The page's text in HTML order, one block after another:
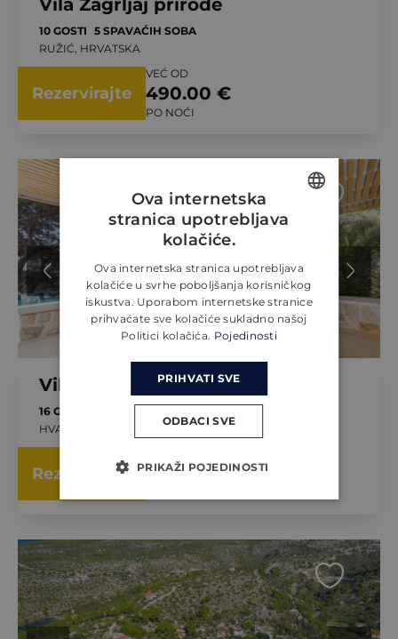
Vila Zagrljaj prirode
10 GOSTI 5 SPAVAĆIH SOBA
RUŽIĆ, HRVATSKA
Rezervirajte
VEĆ OD
490.00 €
PO NOĆI
Vila Orvas 275
16 GOSTI
HVAR, HRVATSKA
Rezervirajte 4,935.00 €
ENGLISH
GERMAN
Ova internetska
stranica upotrebljava
kolačiće.
Ova internetska stranica upotrebljava
kolačiće u svrhe poboljšanja korisničkog
iskustva. Uporabom internetske stranice
prihvaćate sve kolačiće sukladno našoj
Politici kolačića. Pojedinosti
PRIHVATI SVE
ODBACI SVE
PRIKAŽI POJEDINOSTI